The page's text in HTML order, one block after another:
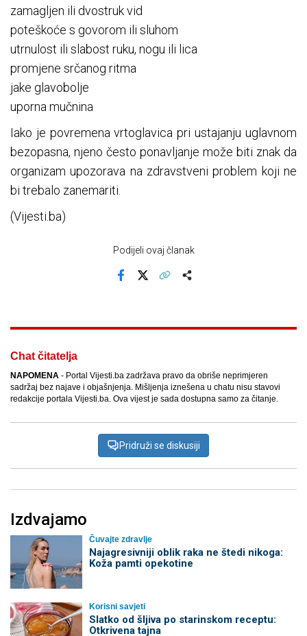
zamagljen ili dvostruk vid
poteškoće s govorom ili sluhom
utrnulost ili slabost ruku, nogu ili lica
promjene srčanog ritma
jake glavobolje
uporna mučnina
Iako je povremena vrtoglavica pri ustajanju uglavnom
bezopasna, njeno često ponavljanje može biti znak da
organizam upozorava na zdravstveni problem koji ne
bi trebalo zanemariti.
(Vijesti.ba)
Podijeli ovaj članak
Chat čitatelja
NAPOMENA - Portal Vijesti.ba zadržava pravo da obriše neprimjeren
sadržaj bez najave i objašnjenja. Mišljenja iznešena u chatu nisu stavovi
redakcije portala Vijesti.ba. Ova vijest je sada dostupna samo za čitanje.
Pridruži se diskusiji
Izdvajamo
Čuvajte zdravlje
Najagresivniji oblik raka ne štedi nikoga:
Koža pamti opekotine
Korisni savjeti
Slatko od šljiva po starinskom receptu:
Otkrivena tajna